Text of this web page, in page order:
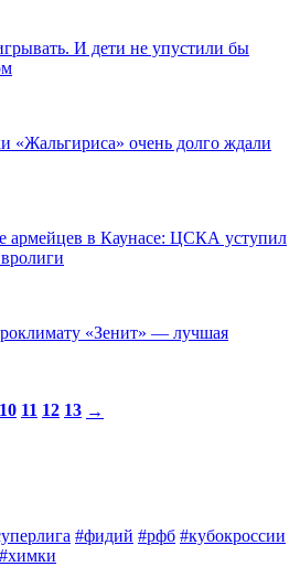
И дети не упустили бы
«Жальгириса» очень долго ждали
армейцев в Каунасе: ЦСКА уступил
«Зенит» — лучшая
10 11 12 13 →
#фидий #рфб #кубокроссии
#химки